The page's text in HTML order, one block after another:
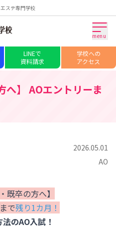
ステ専門学校
menu
LINEで
資料請求
学校への
アクセス
へ】 AOエントリーま
2026.05.01
AO
既卒の方へ】
で残り1カ月！
のAO入試！